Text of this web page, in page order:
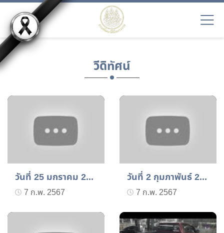
วีดิทัศน์
วันที่ 25 มกราคม 2567 สพ...
7 ก.พ. 2567
วันที่ 2 กุมภาพันธ์ 2567...
7 ก.พ. 2567